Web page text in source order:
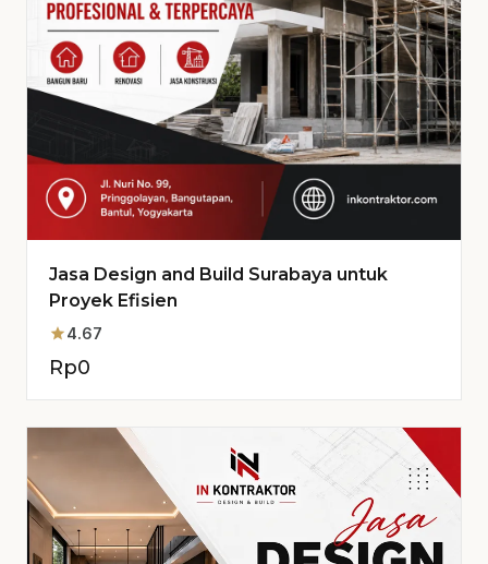
Jasa Design and Build Surabaya untuk
Proyek Efisien
star4.67
Rp0